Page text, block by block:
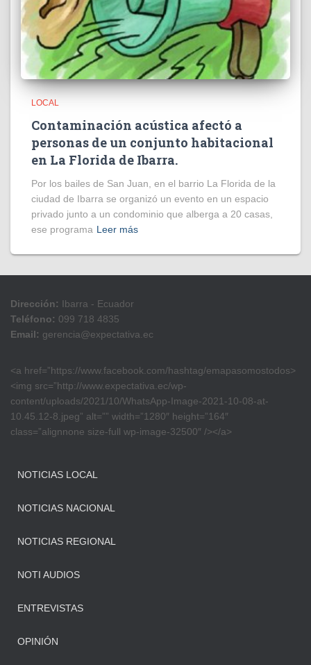
LOCAL
Contaminación acústica afectó a
personas de un conjunto habitacional
en La Florida de Ibarra.
Por los bailes de San Juan, en el barrio La Florida de la
ciudad de Ibarra se organizó un evento en un espacio
privado junto a un condominio que alberga a 20 casas,
ese programa Leer más
Dirección: Ibarra - Ecuador
Teléfono: 099 718 4835
Email: gerencia@expectativa.ec
<a href=”https://www.facebook.com/hashtag/emapasomostodos>
<img src=”http://www.expectativa.ec/wp-
content/uploads/2021/10/WhatsApp-Image-2021-10-08-at-
10.45.12-8.jpeg” alt=”” width=”1280″ height=”164″
class=”alignnone size-full wp-image-32500″ /></a>
NOTICIAS LOCAL
NOTICIAS NACIONAL
NOTICIAS REGIONAL
NOTI AUDIOS
ENTREVISTAS
OPINIÓN